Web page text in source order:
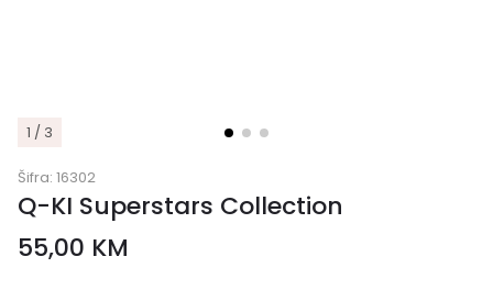
1 / 3
Šifra: 16302
Q-KI Superstars Collection
55,00 KM